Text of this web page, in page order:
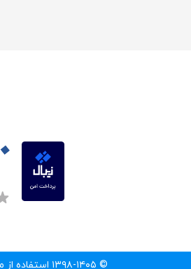
© ۱۳۹۸-۱۴۰۵ استفاده از مطالب سایت تنها با درج لینک مستقیم به آن مطلب مجاز است.‌